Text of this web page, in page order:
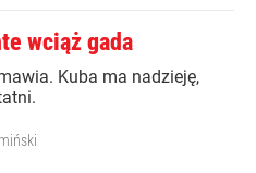
wciąż gada
Kuba ma nadzieję,